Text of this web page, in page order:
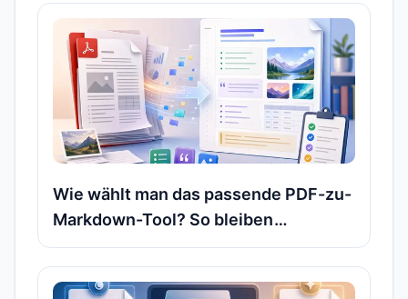
Wie wählt man das passende PDF-zu-
Markdown-Tool? So bleiben
Überschriften, Listen und Bilder
bestmöglich erhalten